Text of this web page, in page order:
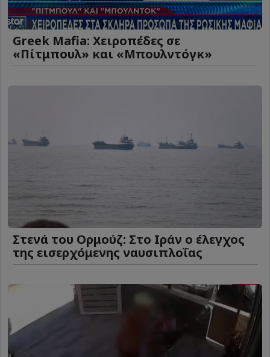
Greek Mafia: Χειροπέδες σε
«Πίτμπουλ» και «Μπουλντόγκ»
Στενά του Ορμούζ: Στο Ιράν ο έλεγχος
της εισερχόμενης ναυσιπλοΐας